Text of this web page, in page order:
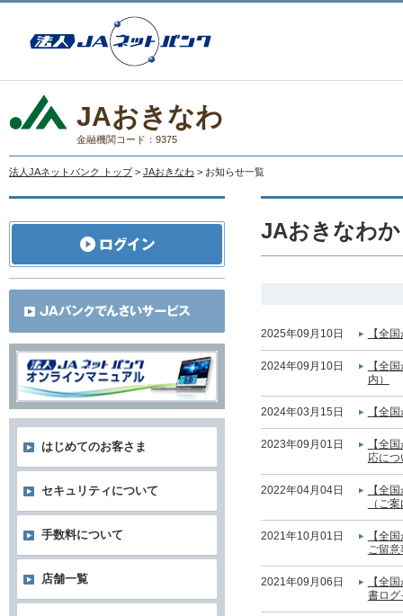
JAおきなわ
金融機関コード：9375
法人JAネットバンク トップ > JAおきなわ > お知らせ一覧
JAおきなわ
2025年09月10日 【全
2024年09月10日
【全
内）
2024年03月15日 【全
2023年09月01日
【全
応に
2022年04月04日
【全
（ご
2021年10月01日
【全
ご留
2021年09月06日
【全
書ログ
はじめてのお客さま
セキュリティについて
手数料について
店舗一覧